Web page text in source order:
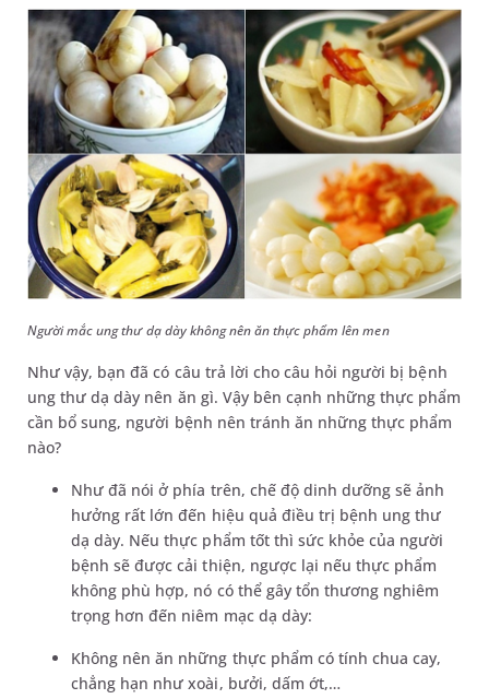
Người mắc ung thư dạ dày không nên ăn thực phẩm lên men
Như vậy, bạn đã có câu trả lời cho câu hỏi người bị bệnh
ung thư dạ dày nên ăn gì. Vậy bên cạnh những thực phẩm
cần bổ sung, người bệnh nên tránh ăn những thực phẩm
nào?
Như đã nói ở phía trên, chế độ dinh dưỡng sẽ ảnh
hưởng rất lớn đến hiệu quả điều trị bệnh ung thư
dạ dày. Nếu thực phẩm tốt thì sức khỏe của người
bệnh sẽ được cải thiện, ngược lại nếu thực phẩm
không phù hợp, nó có thể gây tổn thương nghiêm
trọng hơn đến niêm mạc dạ dày:
Không nên ăn những thực phẩm có tính chua cay,
chẳng hạn như xoài, bưởi, dấm ớt,…